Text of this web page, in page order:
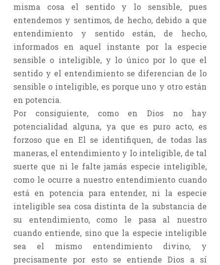
misma cosa el sentido y lo sensible, pues
entendemos y sentimos, de hecho, debido a que
entendimiento y sentido están, de hecho,
informados en aquel instante por la especie
sensible o inteligible, y lo único por lo que el
sentido y el entendimiento se diferencian de lo
sensible o inteligible, es porque uno y otro están
en potencia.
Por consiguiente, como en Dios no hay
potencialidad alguna, ya que es puro acto, es
forzoso que en El se identifiquen, de todas las
maneras, el entendimiento y lo inteligible, de tal
suerte que ni le falte jamás especie inteligible,
como le ocurre a nuestro entendimiento cuando
está en potencia para entender, ni la especie
inteligible sea cosa distinta de la substancia de
su entendimiento, como le pasa al nuestro
cuando entiende, sino que la especie inteligible
sea el mismo entendimiento divino, y
precisamente por esto se entiende Dios a sí